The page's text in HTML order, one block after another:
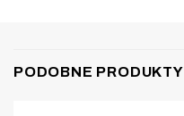
PODOBNE PRODUKTY